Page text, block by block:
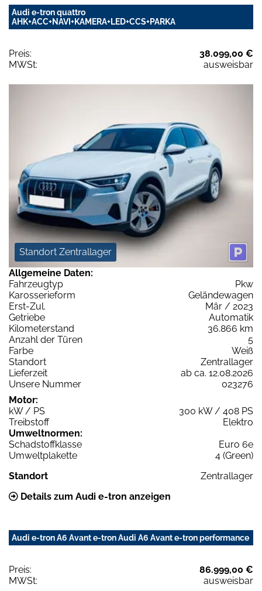
Audi e-tron quattro
AHK+ACC+NAVI+KAMERA+LED+CCS+PARKA
Preis:
38.099,00 €
MWSt:
ausweisbar
Standort Zentrallager
Allgemeine Daten:
Fahrzeugtyp
Pkw
Karosserieform
Geländewagen
Erst-Zul.
Mär / 2023
Getriebe
Automatik
Kilometerstand
36.866 km
Anzahl der Türen
5
Farbe
Weiß
Standort
Zentrallager
Lieferzeit
ab ca. 12.08.2026
Unsere Nummer
023276
Motor:
kW / PS
300 kW / 408 PS
Treibstoff
Elektro
Umweltnormen:
Schadstoffklasse
Euro 6e
Umweltplakette
4 (Green)
Standort
Zentrallager
Details zum Audi e-tron anzeigen
Audi e-tron A6 Avant e-tron Audi A6 Avant e-tron performance
Preis:
86.999,00 €
MWSt:
ausweisbar